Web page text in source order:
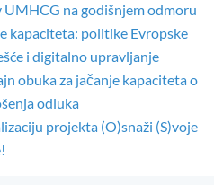
na godišnjem odmoru
kapaciteta: politike Evropske
i digitalno upravljanje
obuka za jačanje kapaciteta o
odluka
projekta (O)snaži (S)voje